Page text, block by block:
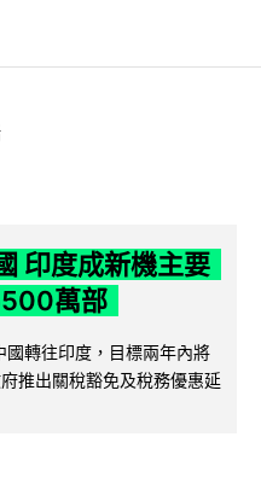
印度成新機主要
萬部
轉往印度，目標兩年內將
推出關稅豁免及稅務優惠延